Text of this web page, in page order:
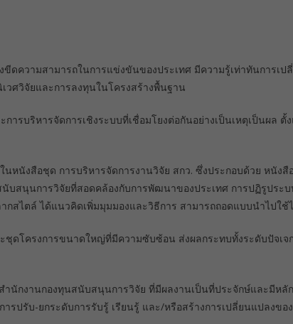
ความสามารถในการแข่งขันของประเทศ มีความรู้เท่าทันการเป
ศวิจัยและการลงทุนในโครงสร้างพื้นฐาน
รบริหารจัดการเชิงระบบที่เชื่อมโยงต่อกันอย่างเป็นเหตุเป็นผล
นหนังสือชุด การบริหารจัดการงานวิจัย สกว. ซึ่งประกอบด้วย หนังสื
บสนุนการวิจัยที่สอดคล้องกับการพัฒนาของประเทศ การปฏิรูประ
กสไตล์ ได้แนวคิดเพิ่มมุมมองและวิธีการ สามารถถอดแบบนำไปใช้
ดโครงการขนาดใหญ่ที่มีความซับซ้อน ส่งผลกระทบทั้งระดับปัจเ
นักงานกองทุนสนับสนุนการวิจัย ที่มีผลงานเป็นที่ประจักษ์และมีหลั
ปรับ-ยกระดับการรับรู้ เรียนรู้ และ/หรือสร้างการเปลี่ยนแปลงขอ